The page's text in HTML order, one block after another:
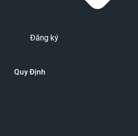
Đăng ký
Quy Định